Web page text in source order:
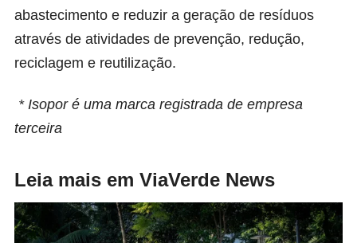
abastecimento e reduzir a geração de resíduos
através de atividades de prevenção, redução,
reciclagem e reutilização.
* Isopor é uma marca registrada de empresa
terceira
Leia mais em ViaVerde News